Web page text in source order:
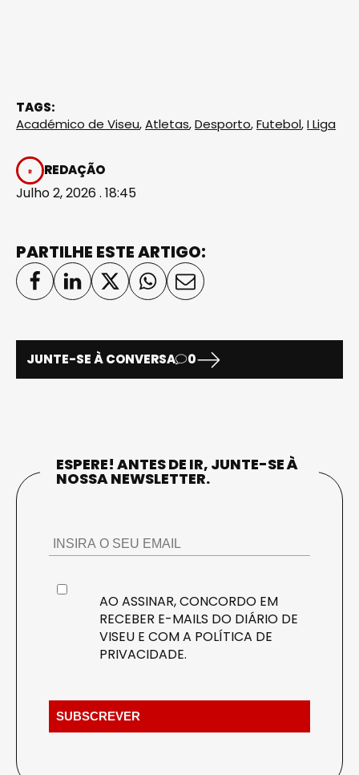
TAGS:
Académico de Viseu,Atletas,Desporto,Futebol,I Liga
REDAÇÃO
Julho 2, 2026 . 18:45
PARTILHE ESTE ARTIGO:
JUNTE-SE À CONVERSA 0
ESPERE! ANTES DE IR, JUNTE-SE À
NOSSA NEWSLETTER.
AO ASSINAR, CONCORDO EM
RECEBER E-MAILS DO DIÁRIO DE
VISEU E COM A POLÍTICA DE
PRIVACIDADE.